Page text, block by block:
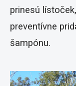
prinesú
preventívne
šampónu.